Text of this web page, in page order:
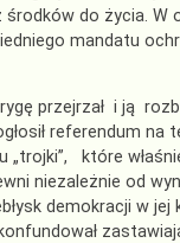
do życia. W
mandatu
przejrzał i ją
referendum na
„trojki”, które
niezależnie od
demokracji w